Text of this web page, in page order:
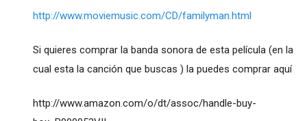
http://www.moviemusic.com/CD/familyman.html
Si quieres comprar la banda sonora de esta película (en la
cual esta la canción que buscas ) la puedes comprar aquí
http://www.amazon.com/o/dt/assoc/handle-buy-